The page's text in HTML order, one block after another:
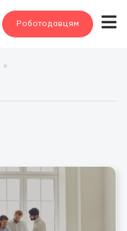
Роботодавцям